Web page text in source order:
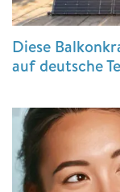
Diese
auf deutsche